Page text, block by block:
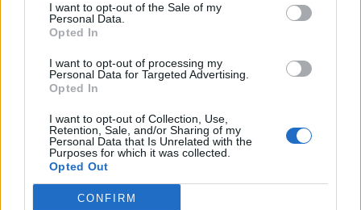
I want to opt-out of the Sale of my
Personal Data.
Opted In
I want to opt-out of processing my
Personal Data for Targeted Advertising.
Opted In
I want to opt-out of Collection, Use,
Retention, Sale, and/or Sharing of my
Personal Data that Is Unrelated with the
Purposes for which it was collected.
Opted Out
CONFIRM
Viihdeuutiset
3.9.2025, 12:30
Vain elämää alkaa perjantaina –
artistit arvailivat jo tulevia